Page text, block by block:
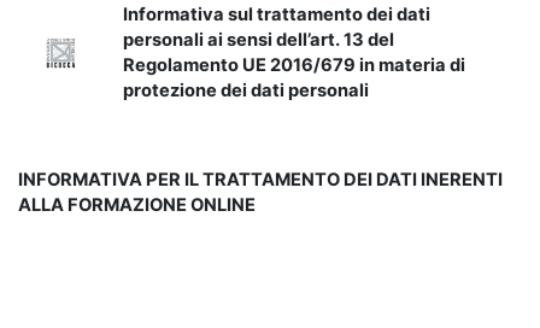
Informativa sul trattamento dei dati
personali ai sensi dell’art. 13 del
Regolamento UE 2016/679 in materia di
protezione dei dati personali
INFORMATIVA PER IL TRATTAMENTO DEI DATI INERENTI
ALLA FORMAZIONE ONLINE